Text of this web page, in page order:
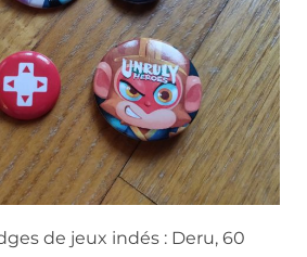
de jeux indés : Deru, 60